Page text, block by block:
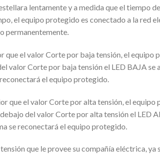
lentamente y a medida que el tiempo
el equipo protegido es conectado a la red
permanentemente.
el valor Corte por baja tensión, el equipo
valor Corte por baja tensión el LED BAJA se
el equipo protegido.
que el valor Corte por alta tensión, el
del valor Corte por alta tensión el LED
se reconectará el equipo protegido.
que le provee su compañía eléctrica, ya